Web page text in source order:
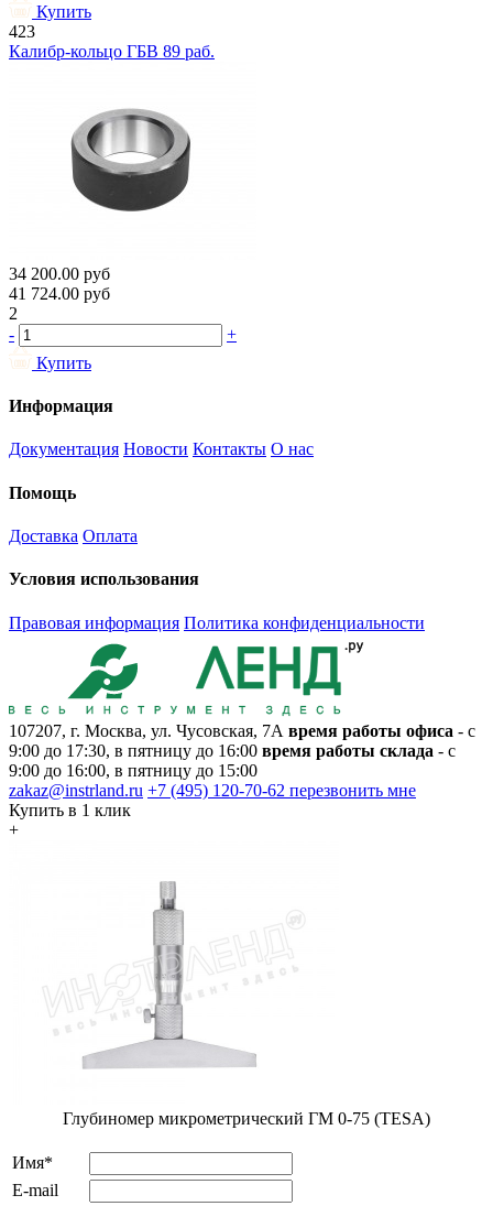
Купить
423
Калибр-кольцо ГБВ 89 раб.
34 200.00 руб
41 724.00 руб
2
-
+
Купить
Информация
Документация Новости Контакты О нас
Помощь
Доставка Оплата
Условия использования
Правовая информация Политика конфиденциальности
107207, г. Москва, ул. Чусовская, 7А время работы офиса - с
9:00 до 17:30, в пятницу до 16:00 время работы склада - с
9:00 до 16:00, в пятницу до 15:00
zakaz@instrland.ru +7 (495) 120-70-62 перезвонить мне
Купить в 1 клик
+
Глубиномер микрометрический ГМ 0-75 (TESA)
Имя*
E-mail